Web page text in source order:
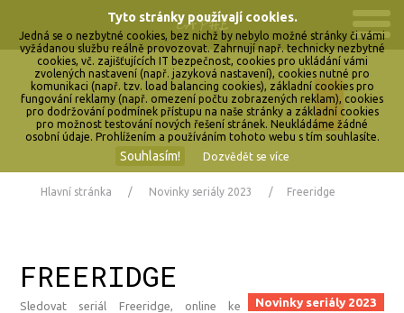
Hlavní stránka Novinky seriály 2023 Freeridge
FREERIDGE
Novinky seriály 2023
Sledovat seriál Freeridge, online ke
Tyto stránky používají cookies.
Jedná se o nezbytné cookies, bez nichž by nebylo možné stránky či vámi
vyžádanou službu reálně provozovat. Zahrnují např. technicky nezbytné
cookies, vč. zajišťujících IT bezpečnost, cookies pro ukládání vámi
zvolených nastavení (např. jazyková nastavení), cookies nutné pro
komunikaci (např. tzv. load balancing cookies), základní cookies pro
fungování reklamy (např. omezení počtu zobrazených reklam), cookies
pro dodržování podmínek přístupu na naše stránky a základní cookies
pro možnost testování nových řešení stránek. Neukládáme žádné
osobní údaje. Prohlížením a používáním tohoto webu s tím souhlasíte.
Souhlasím! Dozvědět se více